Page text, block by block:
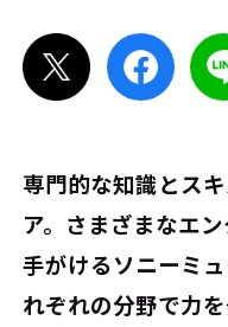
専門的な知識とス
ア。さまざまなエ
手がけるソニーミ
れぞれの分野で力